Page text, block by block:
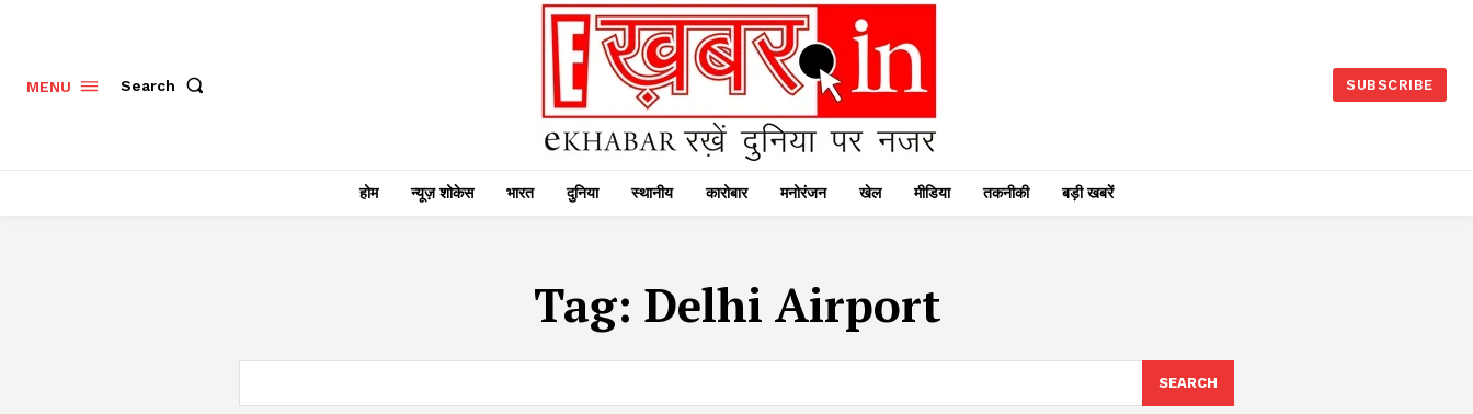
MENU Search SUBSCRIBE
होम न्यूज़ शोकेस भारत दुनिया स्थानीय कारोबार मनोरंजन खेल मीडिया तकनीकी बड़ी खबरें
Tag: Delhi Airport
SEARCH